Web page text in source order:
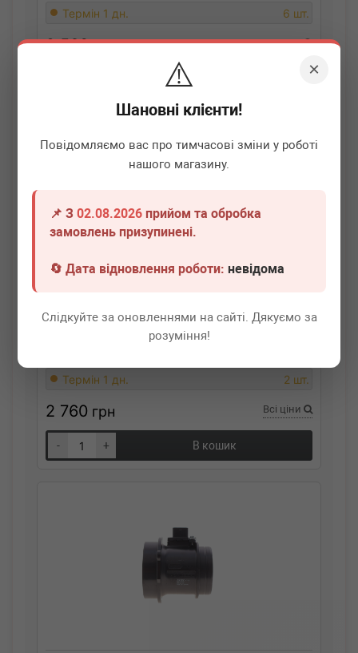
×
⚠️
Шановні клієнти!
Повідомляємо вас про тимчасові зміни у роботі
нашого магазину.
📌 З02.08.2026 прийом та обробка
замовлень призупинені.
🔄 Дата відновлення роботи:невідома
Слідкуйте за оновленнями на сайті. Дякуємо за
розуміння!
Термін 1 дн. 6 шт.
2 560грн Всі ціни
ASTEMO 2505061
Витратомір повітря Toyota Avensis/Corolla 2.0D 99-08
Термін 1 дн. 2 шт.
2 760 грн Всі ціни
- + В кошик